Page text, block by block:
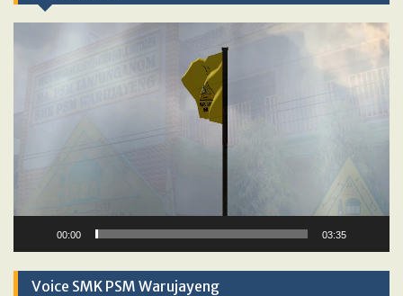
00:00 03:35
Voice SMK PSM Warujayeng